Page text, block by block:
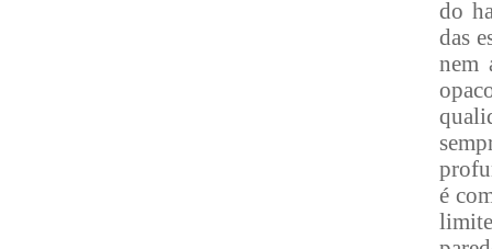
do
das
nem
é